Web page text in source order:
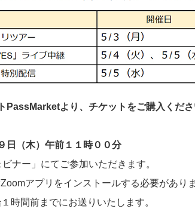
PassMarketより、チケットをご購入くださ
日（木）午前１１時００分
ナー」にてご参加いただきます。
をインストールする必要がありま
でにお送りいたします。